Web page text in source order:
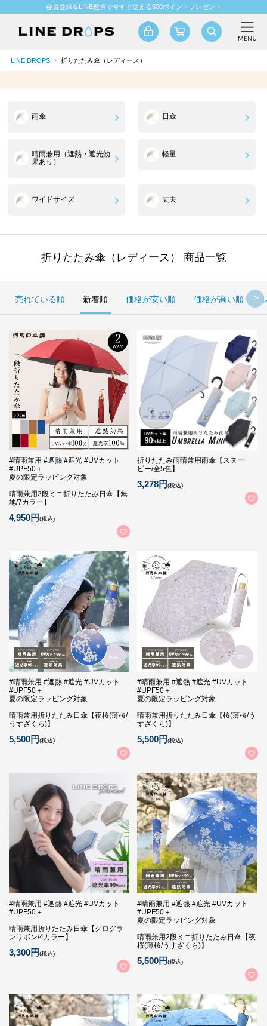
会員登録＆LINE連携で今すぐ使える500ポイントプレゼント
LINE DROPS 折りたたみ傘（レディース）
雨傘 日傘
晴雨兼用（遮熱・遮光効
果あり）
軽量
ワイドサイズ 丈夫
折りたたみ傘（レディース） 商品一覧
売れている順 新着順 価格が安い順 価格が高い順
#晴雨兼用 #遮熱 #遮光 #UVカット
#UPF50＋
夏の限定ラッピング対象
晴雨兼用2段ミニ折りたたみ日傘【無
地/7カラー】
4,950円(税込)
折りたたみ雨晴兼用雨傘【スヌー
ピー/全5色】
3,278円(税込)
#晴雨兼用 #遮熱 #遮光 #UVカット
#UPF50＋
夏の限定ラッピング対象
晴雨兼用折りたたみ日傘【夜桜(薄桜/
うすざくら)】
5,500円(税込)
#晴雨兼用 #遮熱 #遮光 #UVカット
#UPF50＋
夏の限定ラッピング対象
晴雨兼用折りたたみ日傘【桜(薄桜/う
すざくら)】
5,500円(税込)
#晴雨兼用 #遮熱 #遮光 #UVカット
#UPF50＋
晴雨兼用折りたたみ日傘【グログラ
ンリボン/4カラー】
3,300円(税込)
#晴雨兼用 #遮熱 #遮光 #UVカット
#UPF50＋
夏の限定ラッピング対象
晴雨兼用2段ミニ折りたたみ日傘【夜
桜(薄桜/うすざくら)】
5,500円(税込)